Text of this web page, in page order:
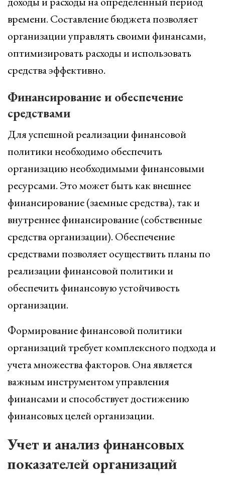
времени. Составление бюджета позволяет
организации управлять своими финансами,
оптимизировать расходы и использовать
средства эффективно.
Финансирование и обеспечение
средствами
Для успешной реализации финансовой
политики необходимо обеспечить
организацию необходимыми финансовыми
ресурсами. Это может быть как внешнее
финансирование (заемные средства), так и
внутреннее финансирование (собственные
средства организации). Обеспечение
средствами позволяет осуществить планы по
реализации финансовой политики и
обеспечить финансовую устойчивость
организации.
Формирование финансовой политики
организаций требует комплексного подхода и
учета множества факторов. Она является
важным инструментом управления
финансами и способствует достижению
финансовых целей организации.
Учет и анализ финансовых
показателей организаций